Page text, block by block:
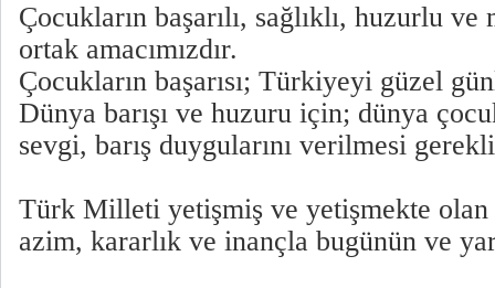
Çocukların başarılı, sağlıklı, huzurlu
ortak amacımızdır.
Çocukların başarısı; Türkiyeyi güzel
Dünya barışı ve huzuru için; dünya
sevgi, barış duygularını verilmesi
Türk Milleti yetişmiş ve yetişmekte
azim, kararlık ve inançla bugünün ve